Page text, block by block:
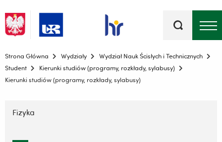
kluczowe
Menu - górna belka
Strona Główna Wydziały
Wydział Nauk Ścisłych i Technicznych
Student
Kierunki studiów (programy, rozkłady, sylabusy)
Kierunki studiów (programy, rozkłady, sylabusy)
nawigację
Fizyka